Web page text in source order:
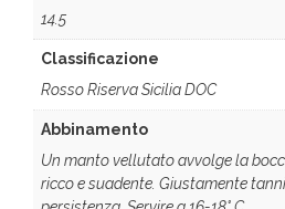
14.5
Classificazione
Rosso Riserva Sicilia DOC
Abbinamento
Un manto vellutato avvolge la
ricco e suadente. Giustamente